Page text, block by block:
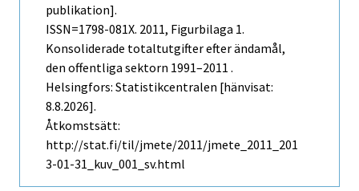
publikation].
ISSN=1798-081X. 2011, Figurbilaga 1.
Konsoliderade totaltutgifter efter ändamål,
den offentliga sektorn 1991–2011 .
Helsingfors: Statistikcentralen [hänvisat:
8.8.2026].
Åtkomstsätt:
http://stat.fi/til/jmete/2011/jmete_2011_201
3-01-31_kuv_001_sv.html